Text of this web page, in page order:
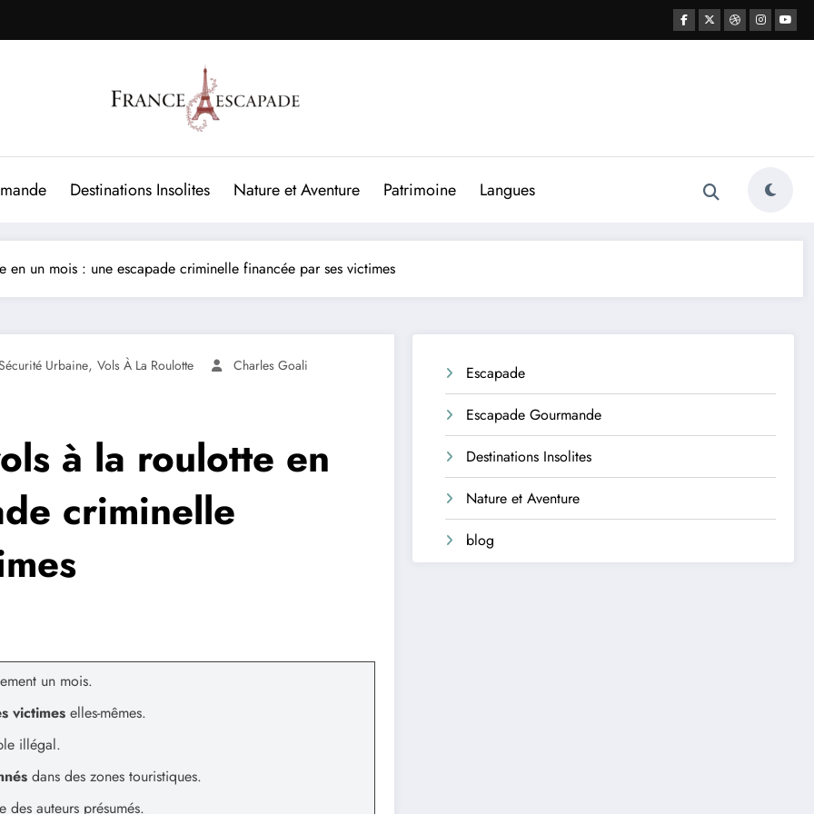
Destinations Insolites Nature et Aventure Patrimoine Langues
un mois : une escapade criminelle financée par ses victimes
Urbaine, Vols À La Roulotte Charles Goali
à la roulotte en
criminelle
un mois.
victimes elles-mêmes.
illégal.
dans des zones touristiques.
auteurs présumés.
Escapade
Escapade Gourmande
Destinations Insolites
Nature et Aventure
blog